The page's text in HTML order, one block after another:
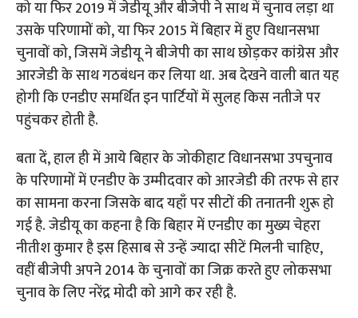
बता दें, हाल ही में आये बिहार के जोकीहाट विधानसभा उपचुनाव
के परिणामों में एनडीए के उम्मीदवार को आरजेडी की तरफ से हार
का सामना करना जिसके बाद यहाँ पर सीटों की तनातनी शुरू हो
गई है. जेडीयू का कहना है कि बिहार में एनडीए का मुख्य चेहरा
नीतीश कुमार है इस हिसाब से उन्हें ज्यादा सीटें मिलनी चाहिए,
वहीं बीजेपी अपने 2014 के चुनावों का जिक्र करते हुए लोकसभा
चुनाव के लिए नरेंद्र मोदी को आगे कर रही है.